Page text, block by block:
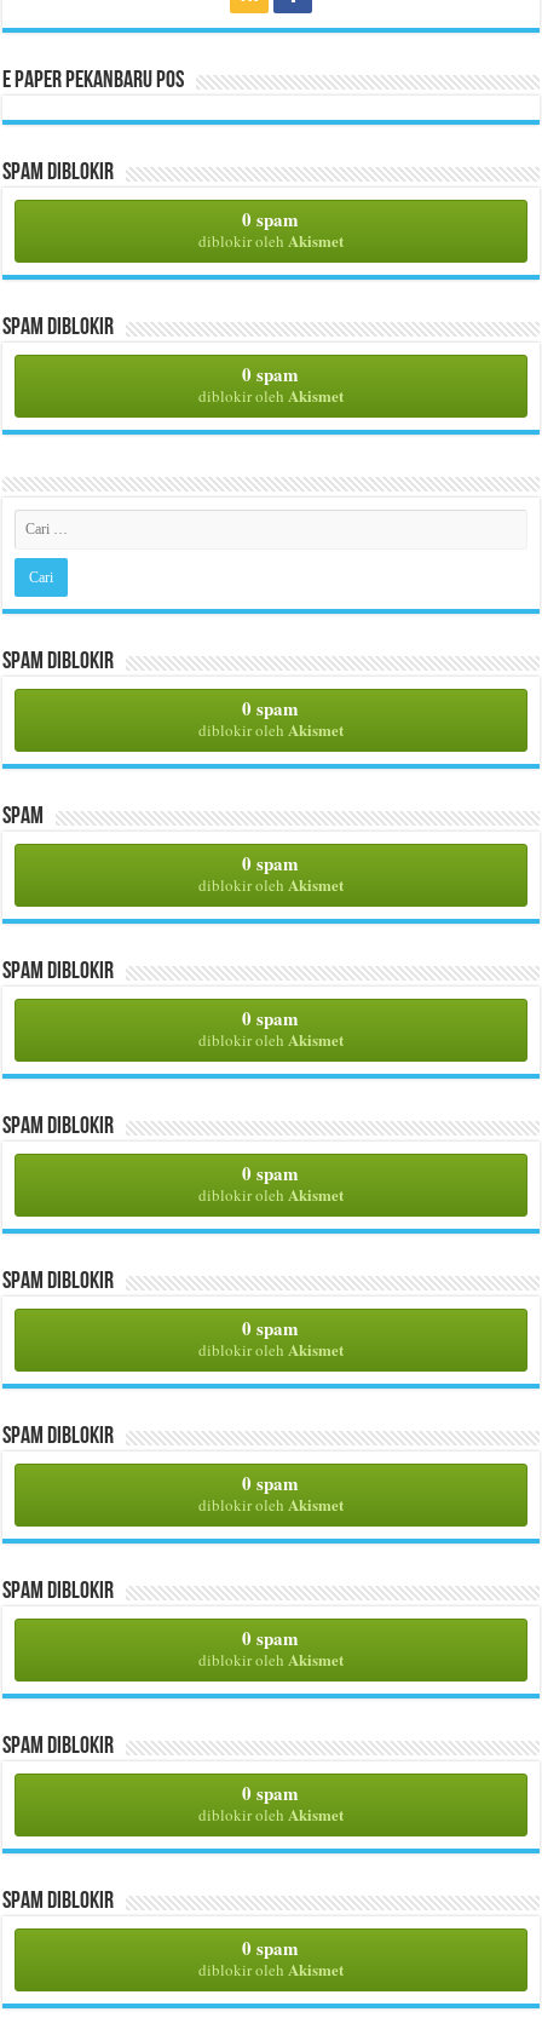
E Paper Pekanbaru Pos
Spam Diblokir
0 spam
diblokir oleh Akismet
Spam Diblokir
0 spam
diblokir oleh Akismet
Spam Diblokir
0 spam
diblokir oleh Akismet
Spam
0 spam
diblokir oleh Akismet
Spam Diblokir
0 spam
diblokir oleh Akismet
Spam Diblokir
0 spam
diblokir oleh Akismet
Spam Diblokir
0 spam
diblokir oleh Akismet
Spam Diblokir
0 spam
diblokir oleh Akismet
Spam Diblokir
0 spam
diblokir oleh Akismet
Spam Diblokir
0 spam
diblokir oleh Akismet
Spam Diblokir
0 spam
diblokir oleh Akismet